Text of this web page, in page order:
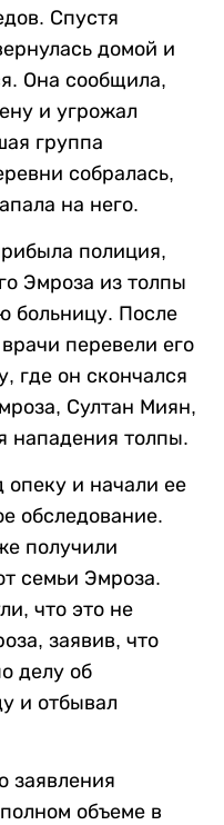
Спустя
домой и
Она сообщила,
и угрожал
группа
собралась,
на него.
полиция,
Эмроза из толпы
больницу. После
перевели его
где он скончался
Султан Миян,
нападения толпы.
опеку и начали ее
обследование.
получили
семьи Эмроза.
что это не
заявив, что
делу об
и отбывал
заявления
объеме в